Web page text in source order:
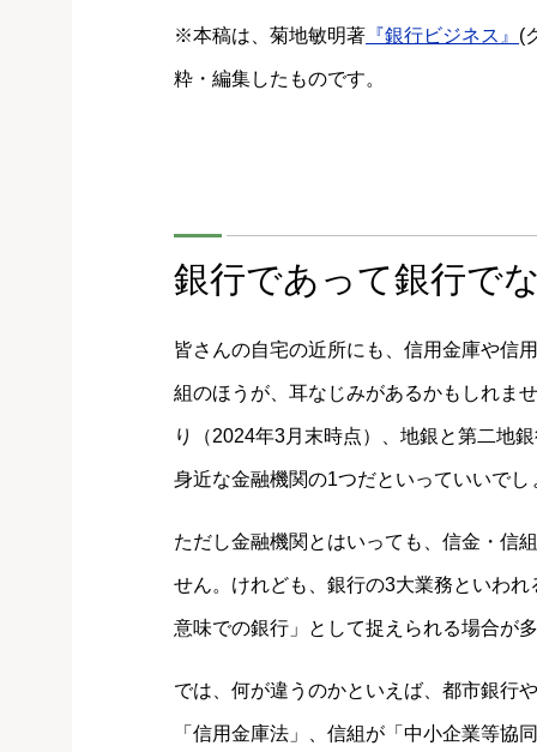
※本稿は、菊地敏明著 『銀行ビジネス』 (
粋・編集したものです。
銀行であって銀行で
皆さんの自宅の近所にも、信用金庫や信
組のほうが、耳なじみがあるかもしれま
り（2024年3月末時点）、地銀と第二地
身近な金融機関の1つだといっていいでし
ただし金融機関とはいっても、信金・信
せん。けれども、銀行の3大業務といわ
意味での銀行」として捉えられる場合が
では、何が違うのかといえば、都市銀行
「信用金庫法」、信組が「中小企業等協